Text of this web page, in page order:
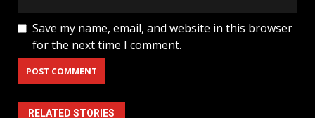
Save my name, email, and website in this browser
for the next time I comment.
RELATED STORIES